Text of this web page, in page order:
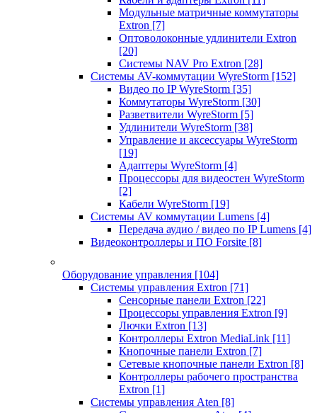
Модульные матричные коммутаторы
Extron [7]
Оптоволоконные удлинители Extron
[20]
Системы NAV Pro Extron [28]
Системы AV-коммутации WyreStorm [152]
Видео по IP WyreStorm [35]
Коммутаторы WyreStorm [30]
Разветвители WyreStorm [5]
Удлинители WyreStorm [38]
Управление и аксессуары WyreStorm
[19]
Адаптеры WyreStorm [4]
Процессоры для видеостен WyreStorm
[2]
Кабели WyreStorm [19]
Системы AV коммутации Lumens [4]
Передача аудио / видео по IP Lumens [4]
Видеоконтроллеры и ПО Forsite [8]
Оборудование управления [104]
Системы управления Extron [71]
Сенсорные панели Extron [22]
Процессоры управления Extron [9]
Лючки Extron [13]
Контроллеры Extron MediaLink [11]
Кнопочные панели Extron [7]
Сетевые кнопочные панели Extron [8]
Контроллеры рабочего пространства
Extron [1]
Системы управления Aten [8]